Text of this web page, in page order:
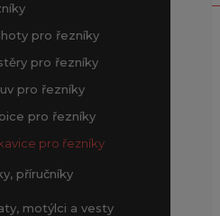
pro řezníky
pro řezníky
pro řezníky
pro řezníky
pro řezníky
příručníky
motýlci a vesty